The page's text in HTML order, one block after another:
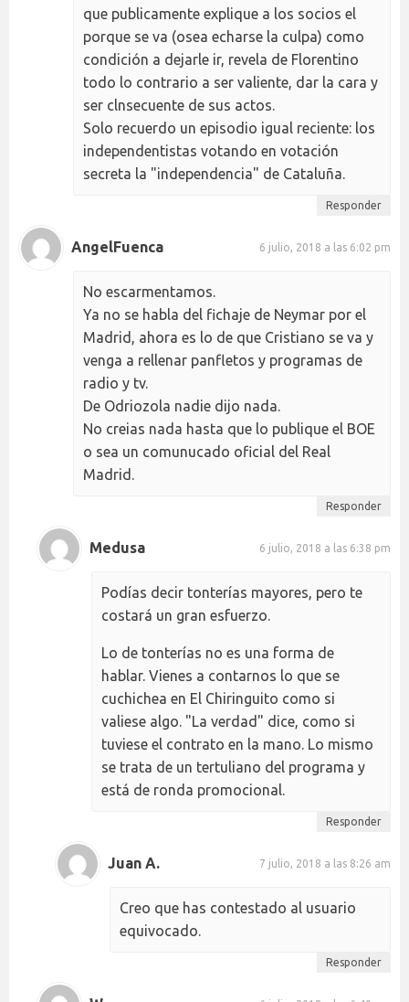
que publicamente explique a los socios el
porque se va (osea echarse la culpa) como
condición a dejarle ir, revela de Florentino
todo lo contrario a ser valiente, dar la cara y
ser clnsecuente de sus actos.
Solo recuerdo un episodio igual reciente: los
independentistas votando en votación
secreta la "independencia" de Cataluña.
Responder
AngelFuenca 6 julio, 2018 a las 6:02 pm
No escarmentamos.
Ya no se habla del fichaje de Neymar por el
Madrid, ahora es lo de que Cristiano se va y
venga a rellenar panfletos y programas de
radio y tv.
De Odriozola nadie dijo nada.
No creias nada hasta que lo publique el BOE
o sea un comunucado oficial del Real
Madrid.
Responder
Medusa 6 julio, 2018 a las 6:38 pm
Podías decir tonterías mayores, pero te
costará un gran esfuerzo.
Lo de tonterías no es una forma de
hablar. Vienes a contarnos lo que se
cuchichea en El Chiringuito como si
valiese algo. "La verdad" dice, como si
tuviese el contrato en la mano. Lo mismo
se trata de un tertuliano del programa y
está de ronda promocional.
Responder
Juan A. 7 julio, 2018 a las 8:26 am
Creo que has contestado al usuario
equivocado.
Responder